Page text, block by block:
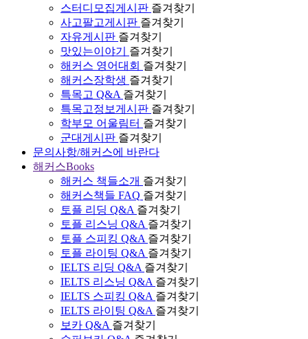
스터디모집게시판 즐겨찾기
사고팔고게시판 즐겨찾기
자유게시판 즐겨찾기
맛있는이야기
즐겨찾기
해커스 영어대회 즐겨찾기
해커스장학생 즐겨찾기
특목고 Q&A 즐겨찾기
특목고정보게시판 즐겨찾기
학부모 어울림터 즐겨찾기
군대게시판 즐겨찾기
문의사항/해커스에 바란다
해커스Books
해커스 책들소개 즐겨찾기
해커스책들 FAQ 즐겨찾기
토플 리딩 Q&A 즐겨찾기
토플 리스닝 Q&A 즐겨찾기
토플 스피킹 Q&A 즐겨찾기
토플 라이팅 Q&A 즐겨찾기
IELTS 리딩 Q&A 즐겨찾기
IELTS 리스닝 Q&A 즐겨찾기
IELTS 스피킹 Q&A 즐겨찾기
IELTS 라이팅 Q&A 즐겨찾기
보카 Q&A 즐겨찾기